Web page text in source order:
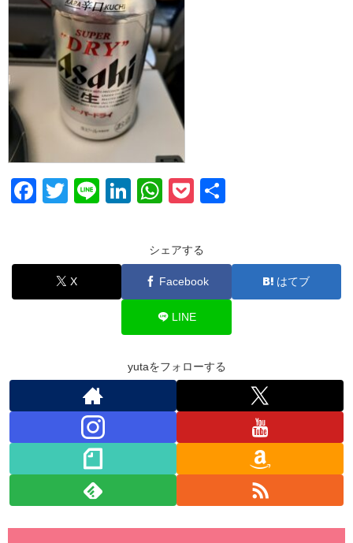
F
e
b
T
er
Li
Li
e
dI
W
at
s
A
p
p
P
ck
et
シェアする
X Facebook はてブ
LINE
yutaをフォローする